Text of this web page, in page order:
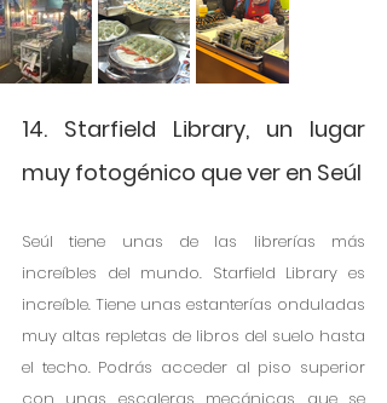
14. Starfield Library, un lugar
muy fotogénico que ver en Seúl
Seúl tiene unas de las librerías más
increíbles del mundo. Starfield Library es
increíble. Tiene unas estanterías onduladas
muy altas repletas de libros del suelo hasta
el techo. Podrás acceder al piso superior